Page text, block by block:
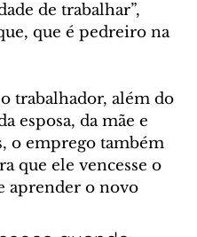
de trabalhar”,
que é pedreiro na
trabalhador, além do
esposa, da mãe e
o emprego também
que ele vencesse o
aprender o novo